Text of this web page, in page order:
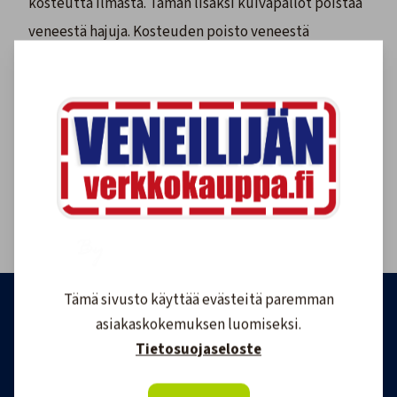
veneestä hajuja. Kosteuden poisto veneestä
Veneentalvisäilytysvaatii monenlaisia tarvikkeita,
joista yksi on kosteudenpoistaja. Meiltä saat myös
muun muassaglykolit, veneenpeitetelineet
sopivatvenepeitteetsekävenepukit. Tutustu
Tilaa Veneilijän uutiskirje
Tämä sivusto käyttää evästeitä paremman
asiakaskokemuksen luomiseksi.
Tietosuojaseloste